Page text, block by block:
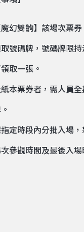
幻雙齣】該場次票券
號碼牌，號碼牌限
取一張。
本票券者，需人員
定時段內分批入場
參觀時間及最後入